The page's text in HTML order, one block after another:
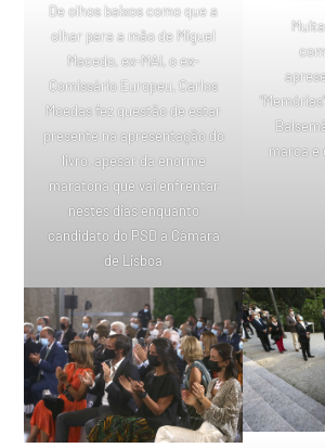
De olhos baixos como que a
olhar para a mão de Miguel
Macedo, ex-MAI, o ex-
Comissário Europeu, Carlos
Moedas fez questão de estar
presente na apresentação do
livro, apesar da enorme
maratona que vai enfrentar
nestes dias enquanto
candidato do PSD à Câmara
de Lisboa
marca e